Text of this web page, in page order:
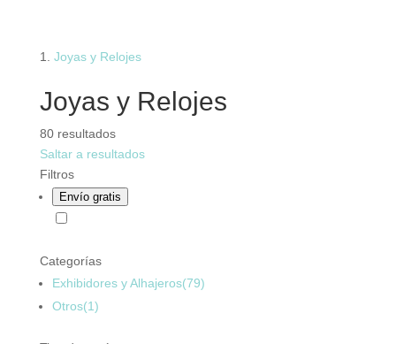
Joyas y Relojes
Joyas y Relojes
80 resultados
Saltar a resultados
Filtros
Envío gratis
Categorías
Exhibidores y Alhajeros(79)
Otros(1)